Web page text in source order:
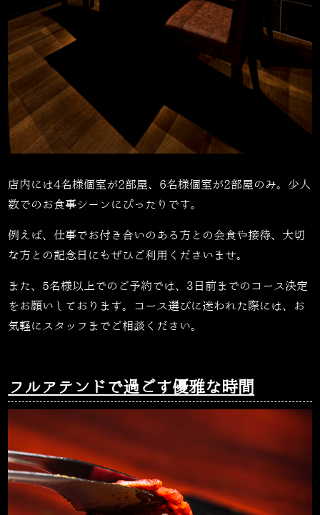
店内には4名様個室が2部屋、6名様個室が2部屋のみ。少人
数でのお食事シーンにぴったりです。
例えば、仕事でお付き合いのある方との会食や接待、大切
な方との記念日にもぜひご利用くださいませ。
また、5名様以上でのご予約では、3日前までのコース決定
をお願いしております。コース選びに迷われた際には、お
気軽にスタッフまでご相談ください。
フルアテンドで過ごす優雅な時間